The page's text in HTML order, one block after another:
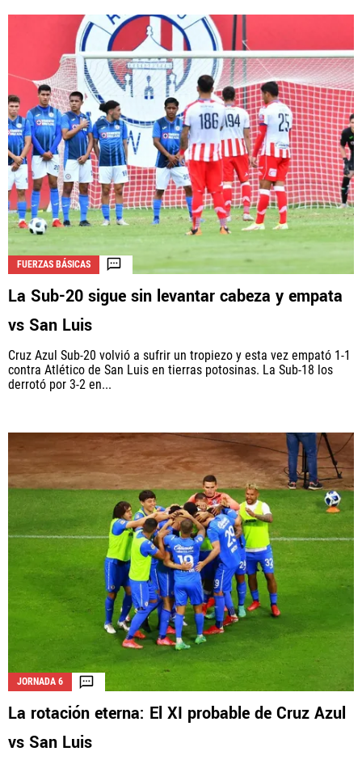
FUERZAS BÁSICAS
La Sub-20 sigue sin levantar cabeza y empata
vs San Luis
Cruz Azul Sub-20 volvió a sufrir un tropiezo y esta vez empató 1-1
contra Atlético de San Luis en tierras potosinas. La Sub-18 los
derrotó por 3-2 en...
JORNADA 6
La rotación eterna: El XI probable de Cruz Azul
vs San Luis